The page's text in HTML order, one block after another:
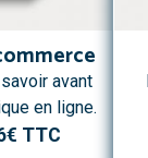
avant
en ligne.
TTC